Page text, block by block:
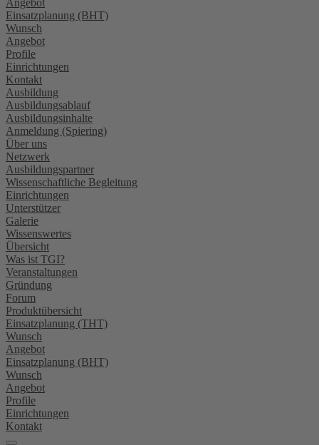
Angebot
Einsatzplanung (BHT)
Wunsch
Angebot
Profile
Einrichtungen
Kontakt
Ausbildung
Ausbildungsablauf
Ausbildungsinhalte
Anmeldung (Spiering)
Über uns
Netzwerk
Ausbildungspartner
Wissenschaftliche Begleitung
Einrichtungen
Unterstützer
Galerie
Wissenswertes
Übersicht
Was ist TGI?
Veranstaltungen
Gründung
Forum
Produktübersicht
Einsatzplanung (THT)
Wunsch
Angebot
Einsatzplanung (BHT)
Wunsch
Angebot
Profile
Einrichtungen
Kontakt